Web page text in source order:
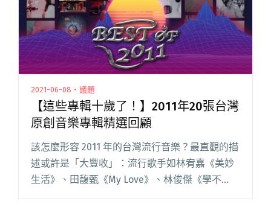
2021-06-08・議題
【這些專輯十歲了！】2011年20張台灣
原創音樂專輯精選回顧
該怎麼形容 2011 年的台灣流行音樂？最直觀的描
述或許是「大豐收」：流行歌手如林宥嘉《美妙
生活》、田馥甄《My Love》、林俊傑《學不
會》、A-Lin《寂寞不痛》與蔡健雅《說到愛》是